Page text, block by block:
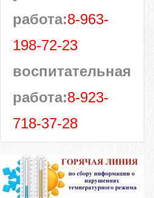
работа:8-963-
198-72-23
воспитательная
работа:8-923-
718-37-28